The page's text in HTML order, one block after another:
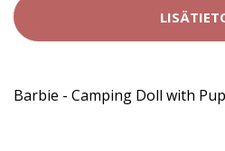
Barbie - Camping Doll with